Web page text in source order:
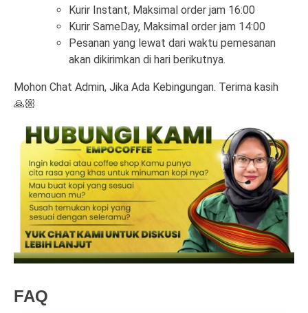
Kurir Instant, Maksimal order jam 16:00
Kurir SameDay, Maksimal order jam 14:00
Pesanan yang lewat dari waktu pemesanan
akan dikirimkan di hari berikutnya.
Mohon Chat Admin, Jika Ada Kebingungan. Terima kasih
🙏🏼
FAQ